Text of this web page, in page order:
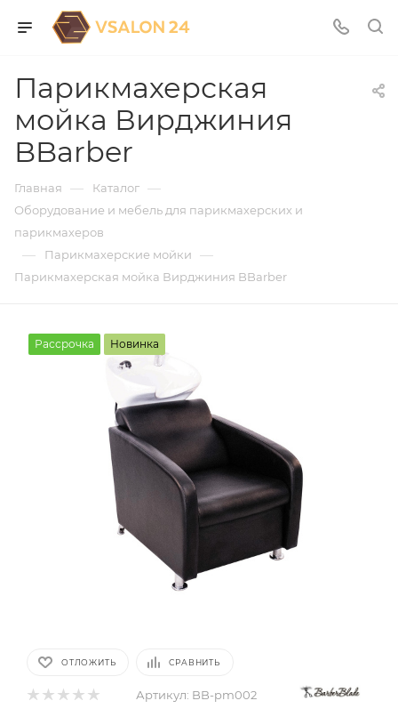
Парикмахерская
мойка Вирджиния
BBarber
Главная — Каталог —
Оборудование и мебель для парикмахерских и
парикмахеров
— Парикмахерские мойки —
Парикмахерская мойка Вирджиния BBarber
Рассрочка Новинка
ОТЛОЖИТЬ СРАВНИТЬ
Артикул: BB-pm002